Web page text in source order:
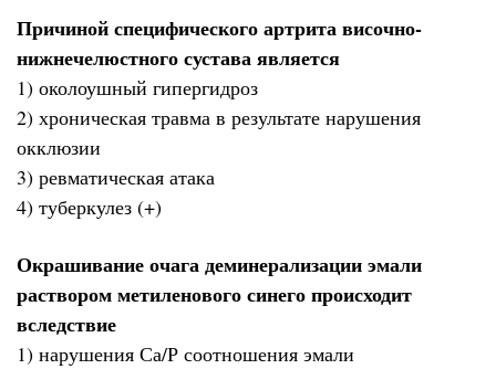
Причиной специфического артрита височно-
нижнечелюстного сустава является
1) околоушный гипергидроз
2) хроническая травма в результате нарушения
окклюзии
3) ревматическая атака
4) туберкулез (+)
Окрашивание очага деминерализации эмали
раствором метиленового синего происходит
вследствие
1) нарушения Са/Р соотношения эмали